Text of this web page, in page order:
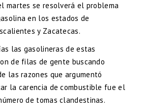
martes se resolverá el problema
en los estados de
y Zacatecas.
las gasolineras de estas
de filas de gente buscando
las razones que argumentó
la carencia de combustible fue el
de tomas clandestinas.